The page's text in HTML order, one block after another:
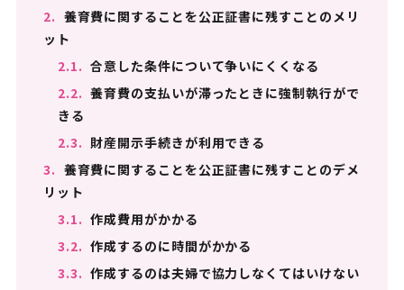
2. 養育費に関することを公正証書に残すことのメリ
ット
2.1. 合意した条件について争いにくくなる
2.2. 養育費の支払いが滞ったときに強制執行がで
きる
2.3. 財産開示手続きが利用できる
3. 養育費に関することを公正証書に残すことのデメ
リット
3.1. 作成費用がかかる
3.2. 作成するのに時間がかかる
3.3. 作成するのは夫婦で協力しなくてはいけない